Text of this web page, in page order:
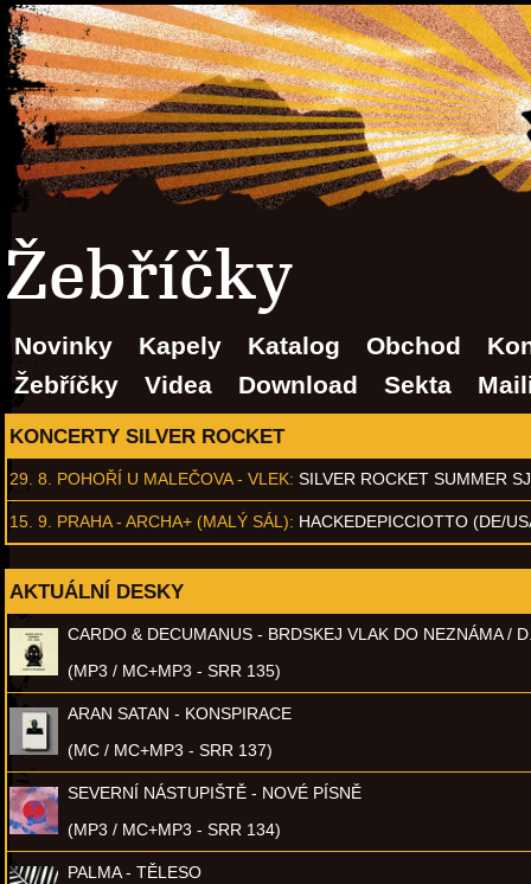
Žebříčky
Novinky Kapely Katalog Obchod
Žebříčky
Videa Download Sekta
KONCERTY SILVER ROCKET
29. 8. POHOŘÍ U MALEČOVA - VLEK: SILVER ROCKET SUMMER
15. 9. PRAHA - ARCHA+ (MALÝ SÁL): HACKEDEPICCIOTTO (DE/
AKTUÁLNÍ DESKY
CARDO & DECUMANUS - BRDSKEJ VLAK DO NEZNÁMA /
(MP3 / MC+MP3 - SRR 135)
ARAN SATAN - KONSPIRACE
(MC / MC+MP3 - SRR 137)
SEVERNÍ NÁSTUPIŠTĚ - NOVÉ PÍSNĚ
(MP3 / MC+MP3 - SRR 134)
PALMA - TĚLESO